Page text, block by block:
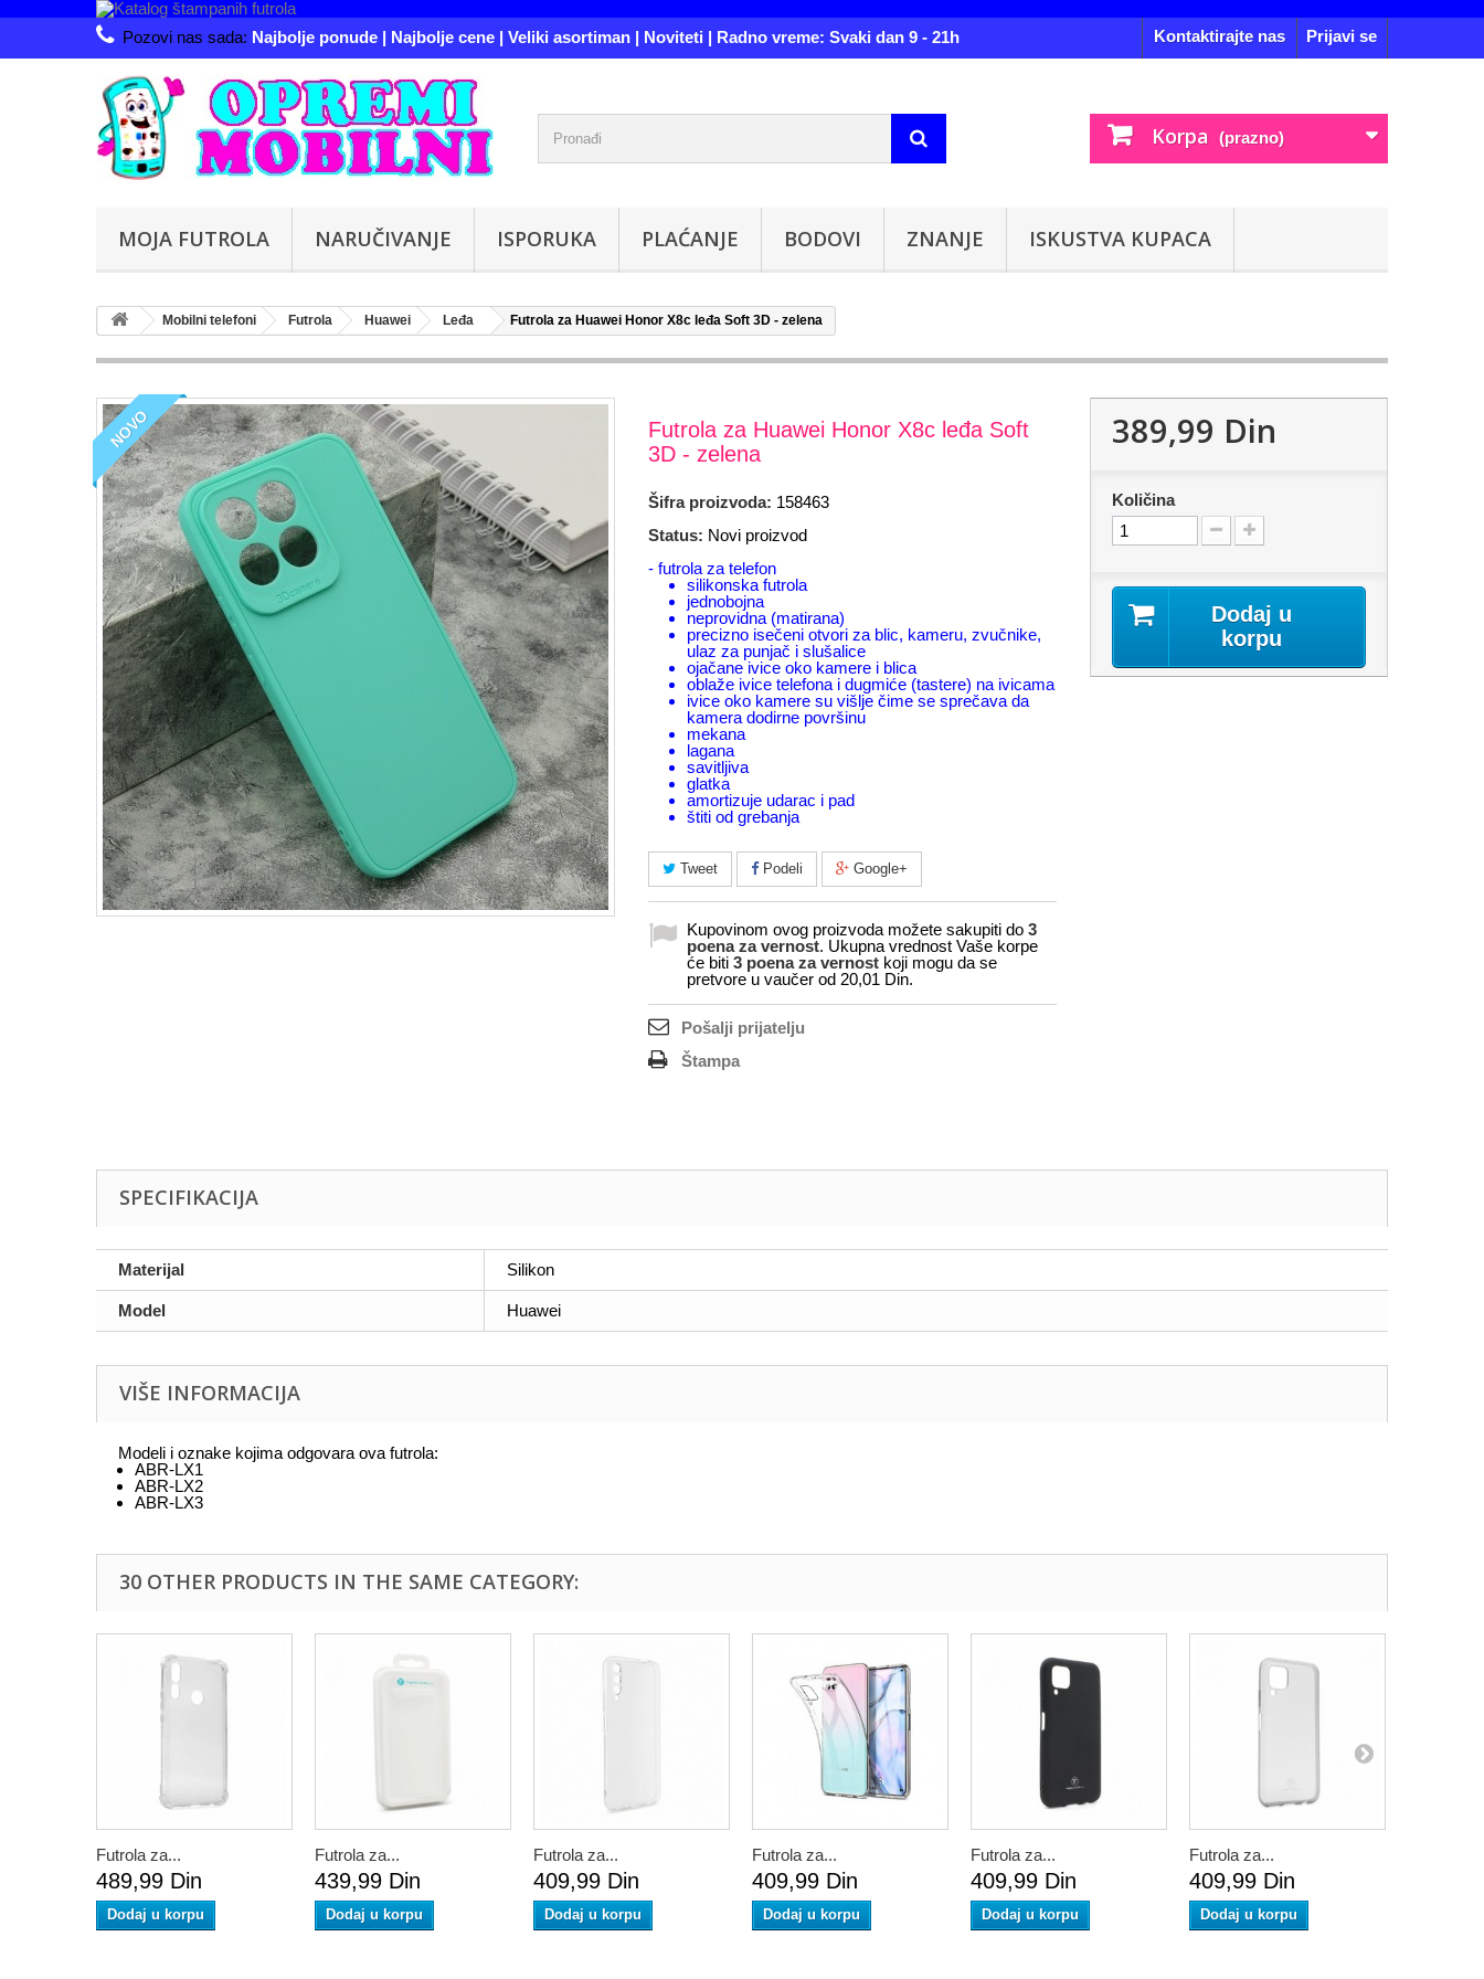
Prijavi se
Kontaktirajte nas
Pozovi nas sada: Najbolje ponude | Najbolje cene | Veliki asortiman | Noviteti | Radno vreme: Svaki dan 9 - 21h
Korpa (prazno)
MOJA FUTROLA NARUČIVANJE ISPORUKA PLAĆANJE BODOVI ZNANJE ISKUSTVA KUPACA
Mobilni telefoni Futrola Huawei Leđa Futrola za Huawei Honor X8c leđa Soft 3D - zelena
NOVO
Futrola za Huawei Honor X8c leđa Soft
3D - zelena
Šifra proizvoda: 158463
Status: Novi proizvod
- futrola za telefon
silikonska futrola
jednobojna
neprovidna (matirana)
precizno isečeni otvori za blic, kameru, zvučnike,
ulaz za punjač i slušalice
ojačane ivice oko kamere i blica
oblaže ivice telefona i dugmiće (tastere) na ivicama
ivice oko kamere su višlje čime se sprečava da
kamera dodirne površinu
mekana
lagana
savitljiva
glatka
amortizuje udarac i pad
štiti od grebanja
Tweet Podeli Google+
Kupovinom ovog proizvoda možete sakupiti do 3
poena za vernost. Ukupna vrednost Vaše korpe
će biti 3 poena za vernost koji mogu da se
pretvore u vaučer od 20,01 Din.
Pošalji prijatelju
Štampa
389,99 Din
Količina
Dodaj u
korpu
SPECIFIKACIJA
Materijal Silikon
Model Huawei
VIŠE INFORMACIJA
Modeli i oznake kojima odgovara ova futrola:
ABR-LX1
ABR-LX2
ABR-LX3
30 OTHER PRODUCTS IN THE SAME CATEGORY:
Futrola za...
489,99 Din
Dodaj u korpu
Futrola za...
439,99 Din
Dodaj u korpu
Futrola za...
409,99 Din
Dodaj u korpu
Futrola za...
409,99 Din
Dodaj u korpu
Futrola za...
409,99 Din
Dodaj u korpu
Futrola za...
409,99 Din
Dodaj u korpu